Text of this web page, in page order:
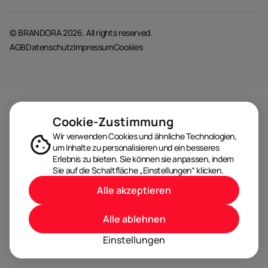
© BRANDORA 2026. All rights reserved.
AGBDatenschutzImpressumCookies
Cookie-Zustimmung
Wir verwenden Cookies und ähnliche Technologien,
um Inhalte zu personalisieren und ein besseres
Erlebnis zu bieten. Sie können sie anpassen, indem
Sie auf die Schaltfläche „Einstellungen“ klicken.
Einstellungen
Alle ablehnen
Alle akzeptieren